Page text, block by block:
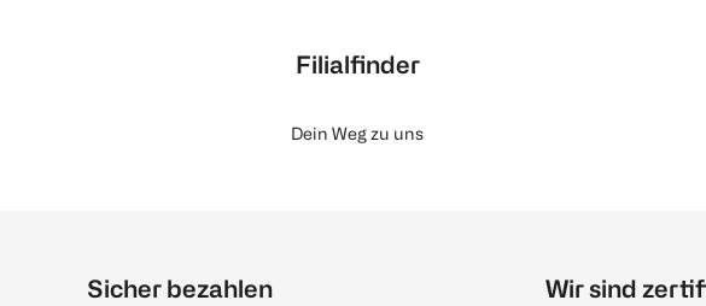
Filialfinder
Dein Weg zu uns
Sicher bezahlen Wir sind